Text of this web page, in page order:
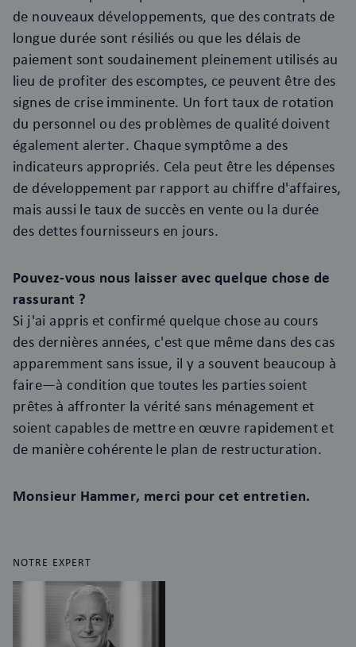
de nouveaux développements, que des contrats de
longue durée sont résiliés ou que les délais de
paiement sont soudainement pleinement utilisés au
lieu de profiter des escomptes, ce peuvent être des
signes de crise imminente. Un fort taux de rotation
du personnel ou des problèmes de qualité doivent
également alerter. Chaque symptôme a des
indicateurs appropriés. Cela peut être les dépenses
de développement par rapport au chiffre d'affaires,
mais aussi le taux de succès en vente ou la durée
des dettes fournisseurs en jours.
Pouvez-vous nous laisser avec quelque chose de
rassurant ?
Si j'ai appris et confirmé quelque chose au cours
des dernières années, c'est que même dans des cas
apparemment sans issue, il y a souvent beaucoup à
faire—à condition que toutes les parties soient
prêtes à affronter la vérité sans ménagement et
soient capables de mettre en œuvre rapidement et
de manière cohérente le plan de restructuration.
Monsieur Hammer, merci pour cet entretien.
NOTRE EXPERT